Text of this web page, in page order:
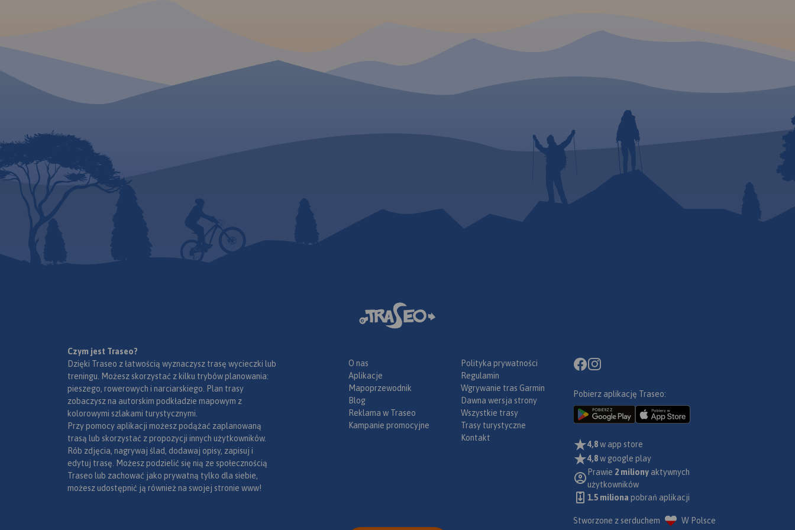
Wichrowski). Do największych
atrakcji kulturowych regionu
należą zabytki gotyckie, w tym
zamki krzyżackie (m.in. w
doskonała do wszelkich form
aktywności turystycznej, także
dla żeglarzy ze względu na
naniesione szlaki żeglarskie i
batymetrię jezior.
Uzupełnieniem mapy jest
"Pojezierze Olsztyńskie - część
południowa".
Rok wydania
poglądowa rozległego
obszaru, jakim są Warmia i
muzea, zabytki techniki,
obiekty militarne, cuda
przyrody, wyróżniające się
miejsca widokowe i
panoramy. Mapę offline można
zakupić w aplikacji Traseo na
Czym jest Traseo?
Dzięki Traseo z łatwością wyznaczysz trasę wycieczki lub
treningu. Możesz skorzystać z kilku trybów planowania:
pieszego, rowerowych i narciarskiego. Plan trasy
zobaczysz na autorskim podkładzie mapowym z
kolorowymi szlakami turystycznymi.
Przy pomocy aplikacji możesz podążać zaplanowaną
trasą lub skorzystać z propozycji innych użytkowników.
Rób zdjęcia, nagrywaj ślad, dodawaj opisy, zapisuj i
edytuj trasę. Możesz podzielić się nią ze społecznością
Traseo lub zachować jako prywatną tylko dla siebie,
możesz udostępnić ją również na swojej stronie www!
O nas
Aplikacje
Mapoprzewodnik
Blog
Reklama w Traseo
Kampanie promocyjne
Polityka prywatności
Regulamin
Wgrywanie tras Garmin
Dawna wersja strony
Wszystkie trasy
Trasy turystyczne
Kontakt
Pobierz aplikację Traseo:
4,8w app store
4,8w google play
Prawie 2 miliony aktywnych
użytkowników
1.5 miliona pobrań aplikacji
Stworzone z serduchem W Polsce